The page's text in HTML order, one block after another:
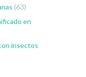
(63)
en
insectos